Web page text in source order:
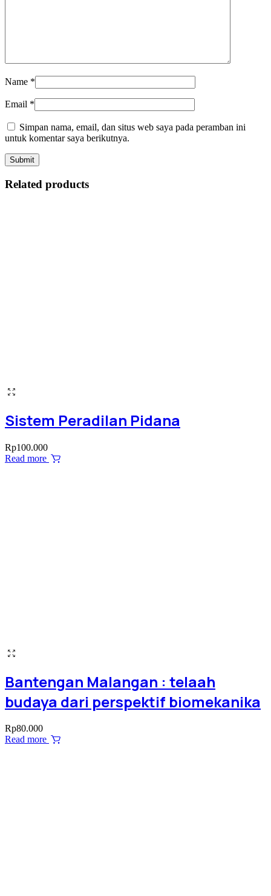
Name *
Email *
Simpan nama, email, dan situs web saya pada peramban ini
untuk komentar saya berikutnya.
Related products
Sistem Peradilan Pidana
Rp100.000
Read more
Bantengan Malangan : telaah
budaya dari perspektif biomekanika
Rp80.000
Read more